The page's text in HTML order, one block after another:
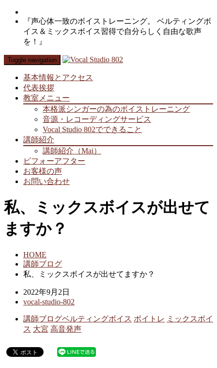
『声心体一致のボイストレーニング。 ベルティングボ
イス＆ミックスボイス習得で自分らしく自由な歌声
を！』
Toggle navigation
基本情報とアクセス
代表挨拶
教室メニュー
本格派シンガーの為のボイストレーニング
音源・レコーディングサービス
Vocal Studio 802でできること
講師紹介
講師紹介（Mai）
ビフォーアフター
お客様の声
お問い合わせ
私、ミックスボイスが出せて
ますか？
HOME
講師ブログ
私、ミックスボイスが出せてますか？
2022年9月2日
vocal-studio-802
講師ブログベルティングボイス ボイトレ ミックスボイ
ス 大宮 高音発声